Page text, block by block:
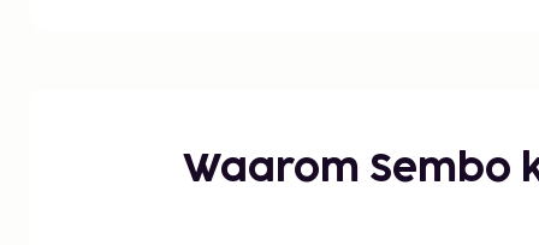
Palafour-skilift - 2 km
Aeroski-gondel - 2 kmWaarom Sembo